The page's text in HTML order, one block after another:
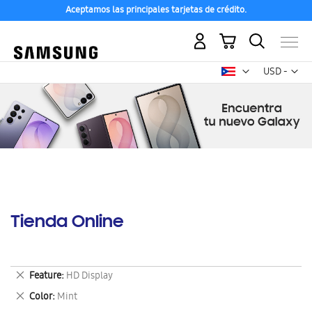
Aceptamos las principales tarjetas de crédito.
USD -
dólar
Mi carrito
Tienda Online
Feature HD Display
Eliminar
este
artículo
Color Mint
Eliminar